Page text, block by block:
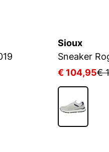
Sioux
Sneaker
€ 104,95€